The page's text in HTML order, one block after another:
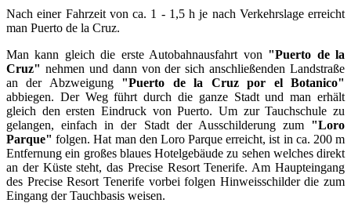
Nach einer Fahrzeit von ca. 1 - 1,5 h je nach Verkehrslage erreicht
man Puerto de la Cruz.
Man kann gleich die erste Autobahnausfahrt von "Puerto de la
Cruz" nehmen und dann von der sich anschließenden Landstraße
an der Abzweigung "Puerto de la Cruz por el Botanico"
abbiegen. Der Weg führt durch die ganze Stadt und man erhält
gleich den ersten Eindruck von Puerto. Um zur Tauchschule zu
gelangen, einfach in der Stadt der Ausschilderung zum "Loro
Parque" folgen. Hat man den Loro Parque erreicht, ist in ca. 200 m
Entfernung ein großes blaues Hotelgebäude zu sehen welches direkt
an der Küste steht, das Precise Resort Tenerife. Am Haupteingang
des Precise Resort Tenerife vorbei folgen Hinweisschilder die zum
Eingang der Tauchbasis weisen.